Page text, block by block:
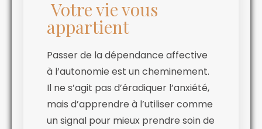
Votre vie vous
appartient
Passer de la dépendance affective
à l’autonomie est un cheminement.
Il ne s’agit pas d’éradiquer l’anxiété,
mais d’apprendre à l’utiliser comme
un signal pour mieux prendre soin de